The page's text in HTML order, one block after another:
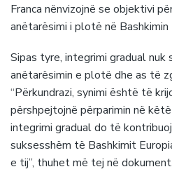
Franca nënvizojnë se objektivi
anëtarësimi i plotë në Bashkimin
Sipas tyre, integrimi gradual nuk
anëtarësimin e plotë dhe as të
“Përkundrazi, synimi është të
përshpejtojnë përparimin në
integrimi gradual do të
suksesshëm të Bashkimit
e tij”, thuhet më tej në dokument.